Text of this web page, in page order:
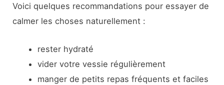
Voici quelques recommandations pour essayer de
calmer les choses naturellement :
rester hydraté
vider votre vessie régulièrement
manger de petits repas fréquents et faciles